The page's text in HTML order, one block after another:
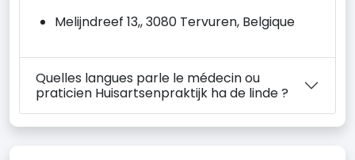
Melijndreef 13,, 3080 Tervuren, Belgique
Quelles langues parle le médecin ou
praticien Huisartsenpraktijk ha de linde ?